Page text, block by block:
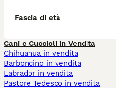
Fascia di età
Cani e Cuccioli in Vendita
Chihuahua in vendita
Barboncino in vendita
Labrador in vendita
Pastore Tedesco in vendita